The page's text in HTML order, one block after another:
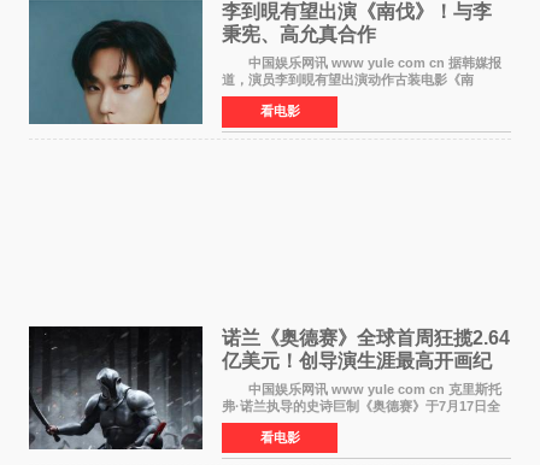
李到晛有望出演《南伐》！与李
秉宪、高允真合作
中国娱乐网讯 www yule com cn 据韩媒报
道，演员李到晛有望出演动作古装电影《南
伐》，与李秉宪、高允真合作，引发关注。
该片为动作古装片，讲述朝鲜初期，为了解救被
倭寇绑走的俘虏，9
看电影
诺兰《奥德赛》全球首周狂揽2.64
亿美元！创导演生涯最高开画纪
中国娱乐网讯 www yule com cn 克里斯托
弗·诺兰执导的史诗巨制《奥德赛》于7月17日全
球上映，首周末票房表现远超预期——北美首周
三天粗报1 245亿美元（开画3919馆），全球首周
2 641亿美元
看电影